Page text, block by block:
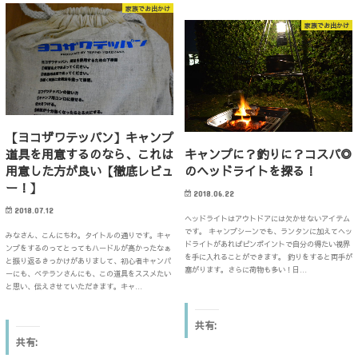
o
o
k
で
共
有
に
は
ク
リ
ッ
し
て
く
だ
さ
い
(
新
し
ウ
ィ
ン
ド
ウ
で
開
)
て
T
w
i
t
t
e
r
で
有
(
新
い
ウ
ィ
ン
ド
す
)
o
o
k
で
共
有
す
る
に
は
ク
リ
ッ
し
て
く
さ
新
し
い
ウ
ィ
ン
開
き
ま
て
T
w
i
t
t
e
r
で
共
有
(
新
い
ウ
ィ
で
開
き
ま
す
)
家族でお出かけ
【ヨコザワテッパン】キャンプ
道具を用意するのなら、これは
用意した方が良い【徹底レビュ
ー！】
2018.07.12
みなさん、こんにちわ。タイトルの通りです。キャ
ンプをするのってとってもハードルが高かったなぁ
と振り返るきっかけがありまして、初心者キャンパ
ーにも、ベテランさんにも、この道具をススメたい
と思い、伝えさせていただきます。キャ…
共有:
家族でお出かけ
キャンプに？釣りに？コスパ◎
のヘッドライトを探る！
2018.06.22
ヘッドライトはアウトドアには欠かせないアイテム
です。 キャンプシーンでも、ランタンに加えてヘッ
ドライトがあればピンポイントで自分の得たい視界
を手に入れることができます。 釣りをすると両手が
塞がります。さらに荷物も多い！日…
共有: